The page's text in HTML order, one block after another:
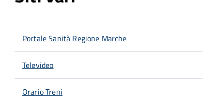
Portale Sanità Regione Marche
Televideo
Orario Treni